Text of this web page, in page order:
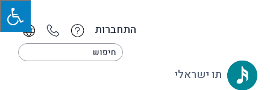
התחברות
תו ישראלי